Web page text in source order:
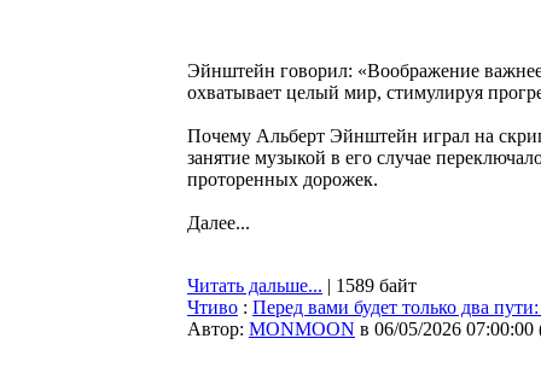
Эйнштейн говорил: «Воображение
охватывает целый мир, стимулируя
Почему Альберт Эйнштейн играл на
занятие музыкой в его случае
проторенных дорожек.
Далее...
Читать дальше... | 1589 байт
Чтиво : Перед вами будет только два
Автор: MONMOON в 06/05/2026 07:00:00